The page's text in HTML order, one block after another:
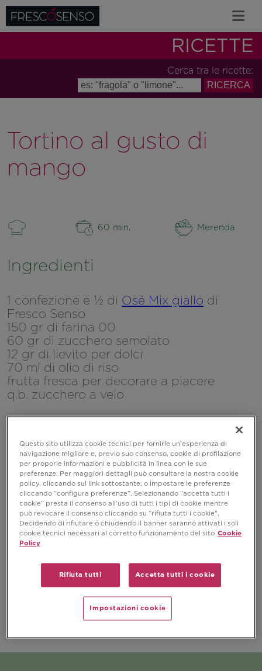
RICETTE
Cerca tra le ricette:
Tortino al gusto di
mango
60 min. Merenda
Ingredienti
1 confezione e ½ di Osé Mix giallo di
Fresco Senso
150 gr di farina 00
60 gr di zucchero semolato
12 gr di lievito per dolci
70 ml di olio di riso
frutta fresca per decorare a piacere
q.b. zucchero a velo
Questo sito utilizza cookie tecnici per fornirle un’esperienza di
navigazione migliore e, previo suo consenso, cookie di profilazione
per proporle informazioni e pubblicità in linea con le sue
preferenze. Per maggiori dettagli può consultare la nostra cookie
policy, cliccando sul link sottostante, o impostare le preferenze
cliccando “configura preferenze”. Selezionando “accetta tutti i
cookie” presta il consenso all’uso di tutti i tipi di cookie mentre
può revocare il consenso cliccando su “rifiuta tutti i cookie”.
Decidendo di rifiutare o chiudendo il banner saranno attivati i soli
cookie tecnici necessari al corretto funzionamento del sito Cookie
Policy
Rifiuta tutti Accetta tutti i cookie
Impostazioni cookie